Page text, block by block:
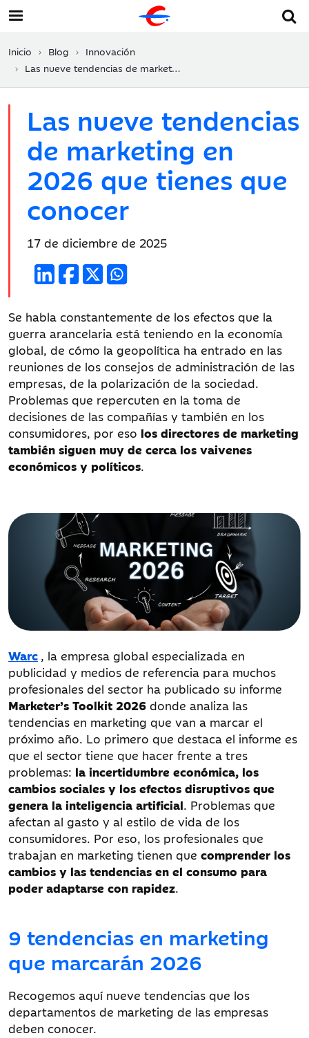
Inicio Blog
Innovación
Las nueve tendencias de marketing en 2026 que tienes que conocer
Las nueve tendencias
de marketing en
2026 que tienes que
conocer
Fecha
publicación:
17 de diciembre de 2025
Se habla constantemente de los efectos que la
guerra arancelaria está teniendo en la economía
global, de cómo la geopolítica ha entrado en las
reuniones de los consejos de administración de las
empresas, de la polarización de la sociedad.
Problemas que repercuten en la toma de
decisiones de las compañías y también en los
consumidores, por eso los directores de marketing
también siguen muy de cerca los vaivenes
económicos y políticos.
Warc , la empresa global especializada en
publicidad y medios de referencia para muchos
profesionales del sector ha publicado su informe
Marketer’s Toolkit 2026 donde analiza las
tendencias en marketing que van a marcar el
próximo año. Lo primero que destaca el informe es
que el sector tiene que hacer frente a tres
problemas: la incertidumbre económica, los
cambios sociales y los efectos disruptivos que
genera la inteligencia artificial. Problemas que
afectan al gasto y al estilo de vida de los
consumidores. Por eso, los profesionales que
trabajan en marketing tienen que comprender los
cambios y las tendencias en el consumo para
poder adaptarse con rapidez.
9 tendencias en marketing
que marcarán 2026
Recogemos aquí nueve tendencias que los
departamentos de marketing de las empresas
deben conocer.